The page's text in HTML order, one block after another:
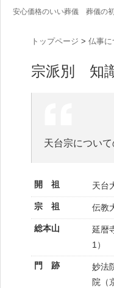
安心価格のいい葬儀 葬儀の
トップページ > 仏事に
宗派別 知
天台宗について
開 祖 天台
宗 祖 伝教
総本山
延暦
1）
門 跡
妙法
院（